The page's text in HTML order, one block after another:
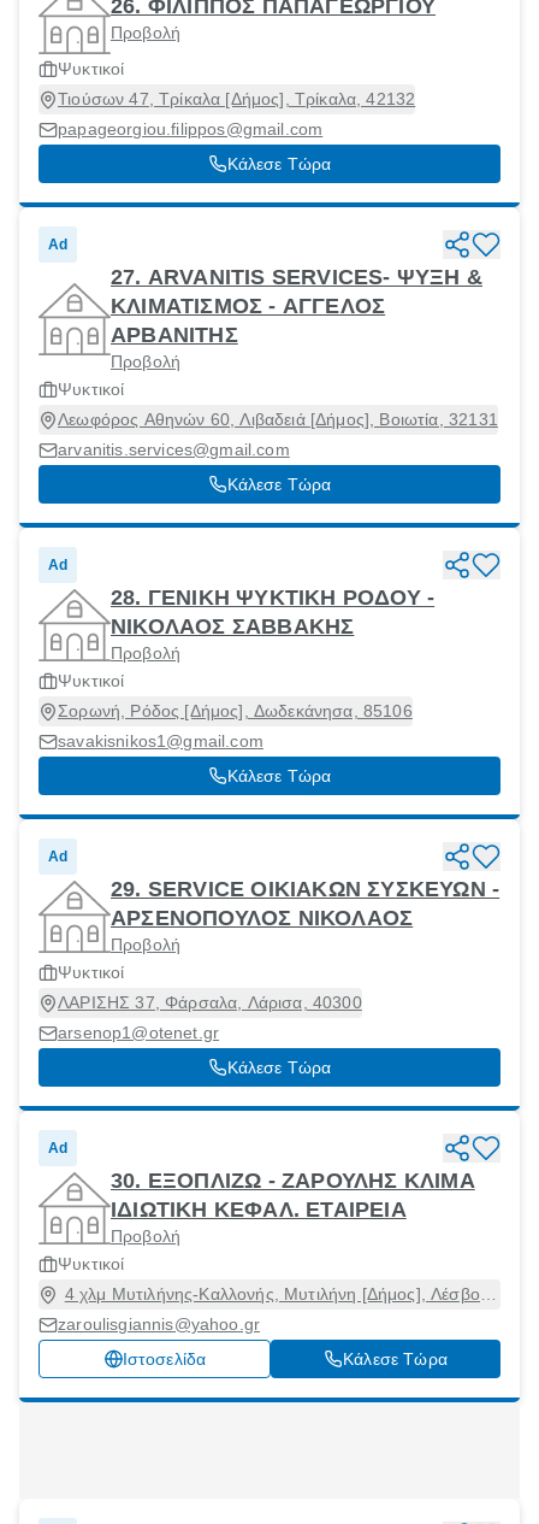
26. ΦΙΛΙΠΠΟΣ ΠΑΠΑΓΕΩΡΓΙΟΥ
Προβολή
Ψυκτικοί
Τιούσων 47, Τρίκαλα [Δήμος], Τρίκαλα, 42132
papageorgiou.filippos@gmail.com
Κάλεσε Τώρα
Ad
27. ARVANITIS SERVICES- ΨΥΞΗ &
ΚΛΙΜΑΤΙΣΜΟΣ - ΑΓΓΕΛΟΣ
ΑΡΒΑΝΙΤΗΣ
Προβολή
Ψυκτικοί
Λεωφόρος Αθηνών 60, Λιβαδειά [Δήμος], Βοιωτία, 32131
arvanitis.services@gmail.com
Κάλεσε Τώρα
Ad
28. ΓΕΝΙΚΗ ΨΥΚΤΙΚΗ ΡΟΔΟΥ -
ΝΙΚΟΛΑΟΣ ΣΑΒΒΑΚΗΣ
Προβολή
Ψυκτικοί
Σορωνή, Ρόδος [Δήμος], Δωδεκάνησα, 85106
savakisnikos1@gmail.com
Κάλεσε Τώρα
Ad
29. SERVICE ΟΙΚΙΑΚΩΝ ΣΥΣΚΕΥΩΝ -
ΑΡΣΕΝΟΠΟΥΛΟΣ ΝΙΚΟΛΑΟΣ
Προβολή
Ψυκτικοί
ΛΑΡΙΣΗΣ 37, Φάρσαλα, Λάρισα, 40300
arsenop1@otenet.gr
Κάλεσε Τώρα
Ad
30. ΕΞΟΠΛΙΖΩ - ΖΑΡΟΥΛΗΣ ΚΛΙΜΑ
ΙΔΙΩΤΙΚΗ ΚΕΦΑΛ. ΕΤΑΙΡΕΙΑ
Προβολή
Ψυκτικοί
4 χλμ Μυτιλήνης-Καλλονής, Μυτιλήνη [Δήμος], Λέσβος,
81100
zaroulisgiannis@yahoo.gr
Ιστοσελίδα
Κάλεσε Τώρα